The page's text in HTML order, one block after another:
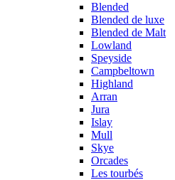
Blended
Blended de luxe
Blended de Malt
Lowland
Speyside
Campbeltown
Highland
Arran
Jura
Islay
Mull
Skye
Orcades
Les tourbés